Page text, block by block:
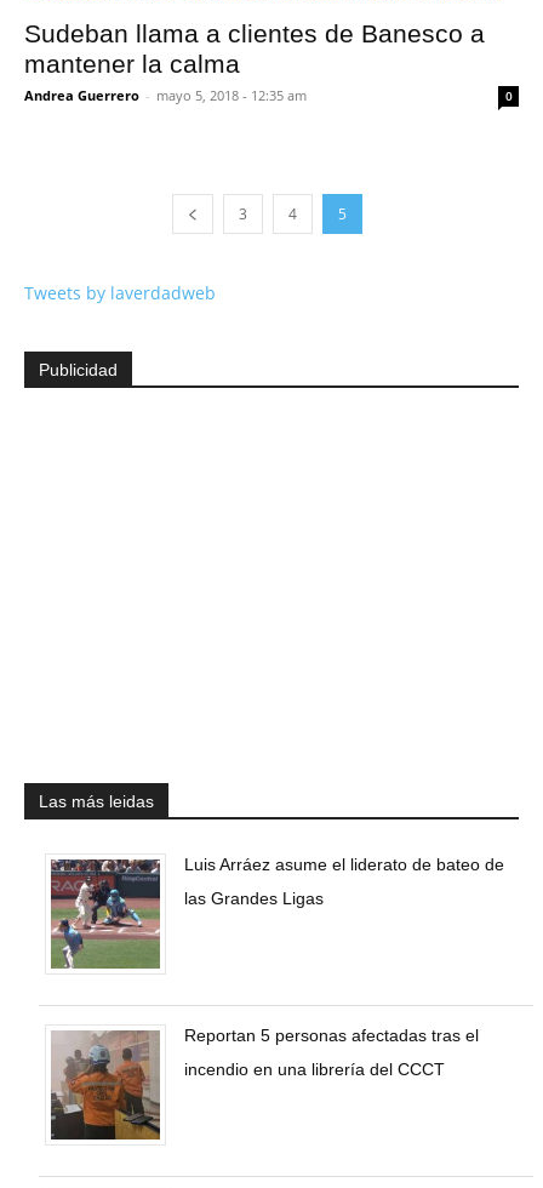
Sudeban llama a clientes de Banesco a
mantener la calma
Andrea Guerrero - mayo 5, 2018 - 12:35 am 0
3 4 5
Tweets by laverdadweb
Publicidad
Las más leidas
Luis Arráez asume el liderato de bateo de
las Grandes Ligas
Reportan 5 personas afectadas tras el
incendio en una librería del CCCT